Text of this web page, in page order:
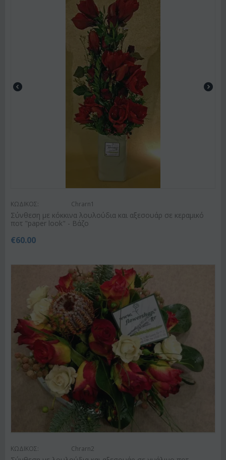
ΚΩΔΙΚΟΣ: Chrarn1
Σύνθεση με κόκκινα λουλούδια και αξεσουάρ σε κεραμικό
ποτ "paper look" - Βάζο
€60.00
ΚΩΔΙΚΟΣ: Chrarn2